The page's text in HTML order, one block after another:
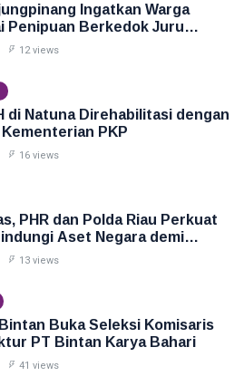
Ingatkan Warga
Penipuan Berkedok Juru
Sampah
12 views
di Natuna Direhabilitasi dengan
PKP
16 views
PHR dan Polda Riau Perkuat
Aset Negara demi
Energi Nasional
13 views
Buka Seleksi Komisaris
PT Bintan Karya Bahari
41 views